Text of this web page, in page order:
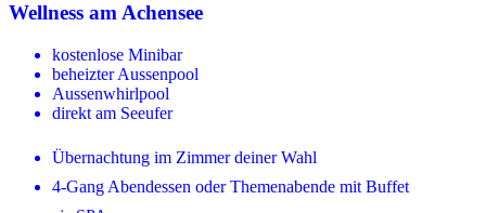
Wellness am Achensee
kostenlose Minibar
beheizter Aussenpool
Aussenwhirlpool
direkt am Seeufer
Übernachtung im Zimmer deiner Wahl
4-Gang Abendessen oder Themenabende mit Buffet